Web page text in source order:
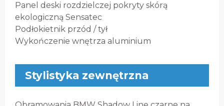
Panel deski rozdzielczej pokryty skórą
ekologiczną Sensatec
Podłokietnik przód / tył
Wykończenie wnętrza aluminium
Stylistyka zewnętrzna